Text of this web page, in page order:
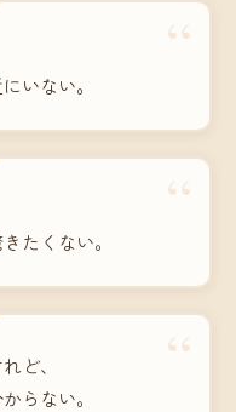
“
いない。
“
たくない。
“
ど、
らない。